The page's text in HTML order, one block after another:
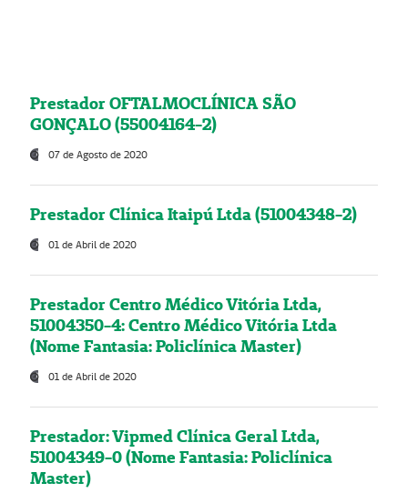
Prestador OFTALMOCLÍNICA SÃO
GONÇALO (55004164-2)
07 de Agosto de 2020
Prestador Clínica Itaipú Ltda (51004348-2)
01 de Abril de 2020
Prestador Centro Médico Vitória Ltda,
51004350-4: Centro Médico Vitória Ltda
(Nome Fantasia: Policlínica Master)
01 de Abril de 2020
Prestador: Vipmed Clínica Geral Ltda,
51004349-0 (Nome Fantasia: Policlínica
Master)